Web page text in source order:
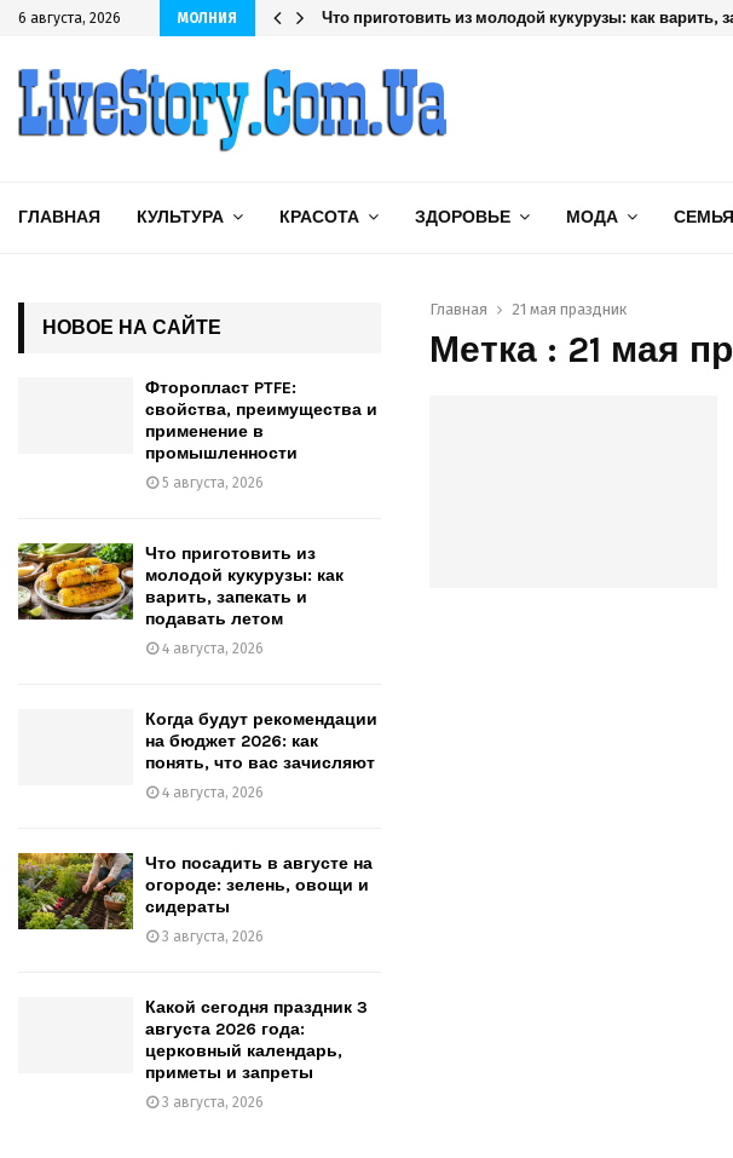
6 августа, 2026 МОЛНИЯ Что приготовить из молодой кукурузы: как варить,
ГЛАВНАЯ КУЛЬТУРА КРАСОТА ЗДОРОВЬЕ МОДА СЕМЬЯ
Главная 21 мая праздник
Метка : 21 мая
НОВОЕ НА САЙТЕ
Фторопласт PTFE:
свойства, преимущества и
применение в
промышленности
5 августа, 2026
Что приготовить из
молодой кукурузы: как
варить, запекать и
подавать летом
4 августа, 2026
Когда будут рекомендации
на бюджет 2026: как
понять, что вас зачисляют
4 августа, 2026
Что посадить в августе на
огороде: зелень, овощи и
сидераты
3 августа, 2026
Какой сегодня праздник 3
августа 2026 года:
церковный календарь,
приметы и запреты
3 августа, 2026